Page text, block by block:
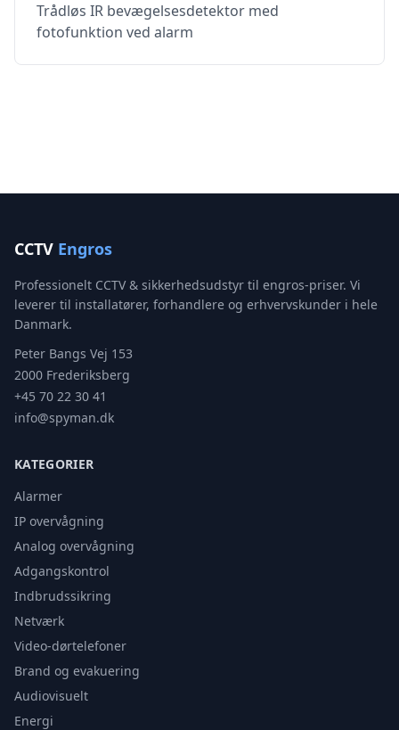
Trådløs IR bevægelsesdetektor med
fotofunktion ved alarm
CCTV Engros
Professionelt CCTV & sikkerhedsudstyr til engros-priser. Vi
leverer til installatører, forhandlere og erhvervskunder i hele
Danmark.
Peter Bangs Vej 153
2000 Frederiksberg
+45 70 22 30 41
info@spyman.dk
KATEGORIER
Alarmer
IP overvågning
Analog overvågning
Adgangskontrol
Indbrudssikring
Netværk
Video-dørtelefoner
Brand og evakuering
Audiovisuelt
Energi